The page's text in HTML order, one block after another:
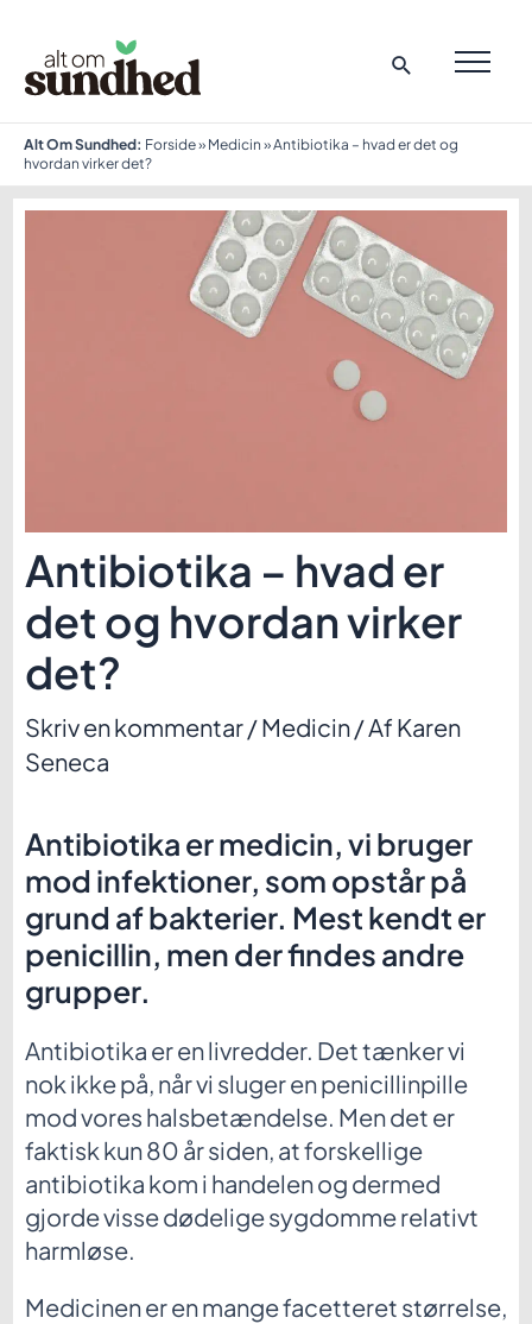
indholdet
Alt Om Sundhed: Forside» Medicin »Antibiotika – hvad er det og
hvordan virker det?
Antibiotika – hvad er
det og hvordan virker
det?
Skriv en kommentar/Medicin/ AfKaren
Seneca
Antibiotika er medicin, vi bruger
mod infektioner, som opstår på
grund af bakterier. Mest kendt er
penicillin, men der findes andre
grupper.
Antibiotika er en livredder. Det tænker vi
nok ikke på, når vi sluger en penicillinpille
mod vores halsbetændelse. Men det er
faktisk kun 80 år siden, at forskellige
antibiotika kom i handelen og dermed
gjorde visse dødelige sygdomme relativt
harmløse.
Medicinen er en mange facetteret størrelse,